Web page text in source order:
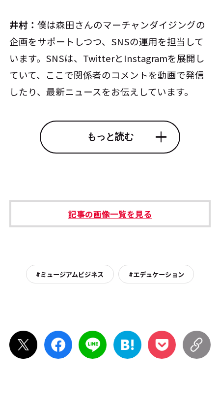
井村：僕は森田さんのマーチャンダイジングの
企画をサポートしつつ、SNSの運用を担当して
います。SNSは、TwitterとInstagramを展開し
ていて、ここで関係者のコメントを動画で発信
したり、最新ニュースをお伝えしています。
もっと読む
記事の画像一覧を見る
#ミュージアムビジネス #エデュケーション